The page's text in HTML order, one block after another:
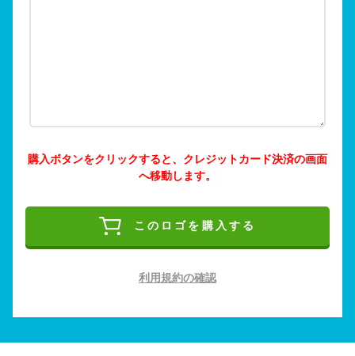
購入ボタンをクリックすると、クレジットカード決済の画面
へ移動します。
このロゴを購入する
利用規約の確認